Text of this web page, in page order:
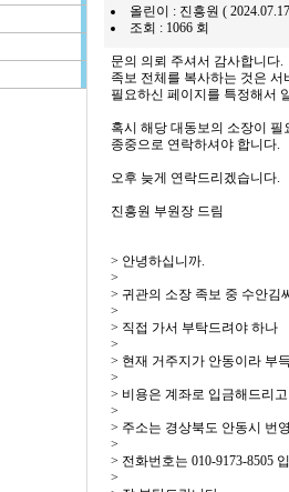
올린이 : 진흥원 (
조회 : 1066 회
문의 의뢰 주셔서 감사합니다.
족보 전체를 복사하는 것은 서
필요하신 페이지를 특정해서
혹시 해당 대동보의 소장이 필
종중으로 연락하셔야 합니다.
오후 늦게 연락드리겠습니다.
진흥원 부원장 드림
> 안녕하십니까.
>
> 귀관의 소장 족보 중 수안김
>
> 직접 가서 부탁드려야 하나
>
> 현재 거주지가 안동이라 부
>
> 비용은 계좌로 입금해드리
>
> 주소는 경상북도 안동시 번
>
> 전화번호는 010-9173-8505
>